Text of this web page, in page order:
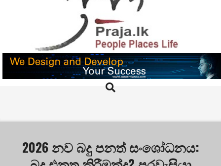
PRAJA.LK
Search
2026 නව බදු පනත් සංශෝධනය: